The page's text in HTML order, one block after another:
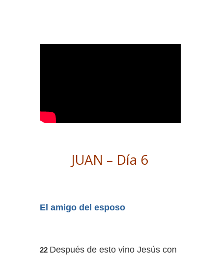
JUAN – Día 6
El amigo del esposo
22 Después de esto vino Jesús con